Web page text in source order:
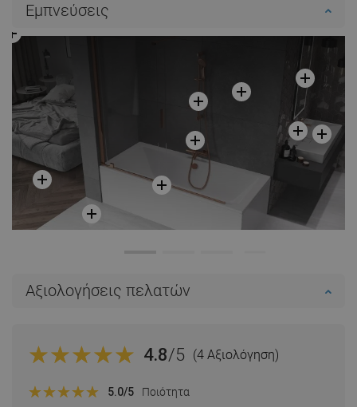
Εμπνεύσεις
Αξιολογήσεις πελατών
4.8/5 (4 Αξιολόγηση)
5.0/5 Ποιότητα